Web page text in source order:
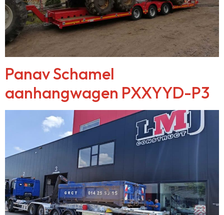
Panav Schamel
aanhangwagen PXXYYD-P3